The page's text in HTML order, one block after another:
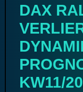
DAX
KW11/